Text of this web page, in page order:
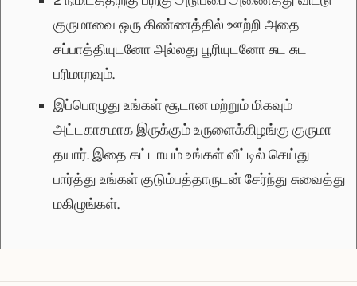
குருமாவை ஒரு கிண்ணத்தில் ஊற்றி அதை
சப்பாத்தியுடனோ அல்லது பூரியுடனோ சுட சுட
பரிமாறவும்.
இப்பொழுது உங்கள் சூடான மற்றும் மிகவும்
அட்டகாசமாக இருக்கும் உருளைக்கிழங்கு குருமா
தயார். இதை கட்டாயம் உங்கள் வீட்டில் செய்து
பார்த்து உங்கள் குடும்பத்தாருடன் சேர்ந்து சுவைத்து
மகிழுங்கள்.